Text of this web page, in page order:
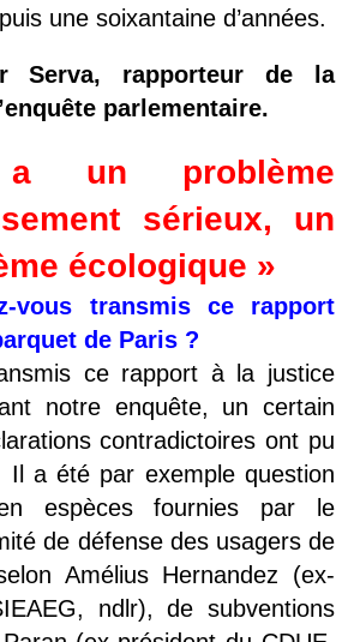
une soixantaine d’années.
Serva, rapporteur de la
parlementaire.
un problème
sérieux, un
écologique »
vous transmis ce rapport
de Paris ?
ce rapport à la justice
notre enquête, un certain
contradictoires ont pu
Il a été par exemple question
espèces fournies par le
de défense des usagers de
Amélius Hernandez (ex-
ndlr), de subventions